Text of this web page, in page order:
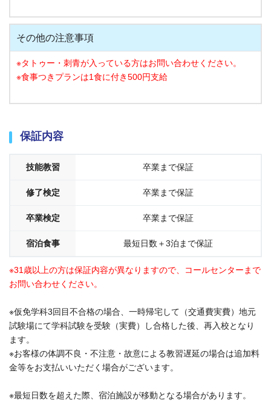
その他の注意事項
※タトゥー・刺青が入っている方はお問い合わせください。
※食事つきプランは1食に付き500円支給
保証内容
技能教習 卒業まで保証
修了検定 卒業まで保証
卒業検定 卒業まで保証
宿泊食事 最短日数＋3泊まで保証
※31歳以上の方は保証内容が異なりますので、コールセンターまで
お問い合わせください。
※仮免学科3回目不合格の場合、一時帰宅して（交通費実費）地元
試験場にて学科試験を受験（実費）し合格した後、再入校となり
ます。
※お客様の体調不良・不注意・故意による教習遅延の場合は追加料
金等をお支払いいただく場合がございます。
※最短日数を超えた際、宿泊施設が移動となる場合があります。